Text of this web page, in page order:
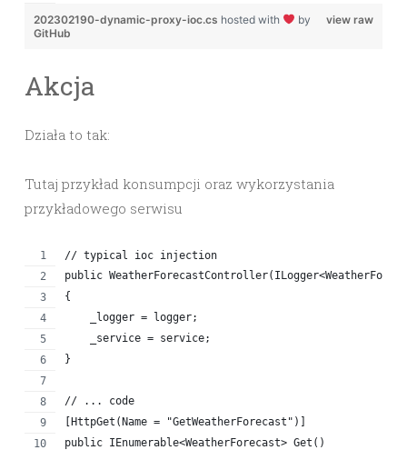
view raw
202302190-dynamic-proxy-ioc.cs hosted with
by
GitHub
Akcja
Działa to tak:
Tutaj przykład konsumpcji oraz wykorzystania
przykładowego serwisu
// typical ioc injection
public
{
    _logger = logger;
    _service = service;
}
// ... code
[HttpGet(Name = "GetWeatherForecast")]
public IEnumerable<WeatherForecast> Get()